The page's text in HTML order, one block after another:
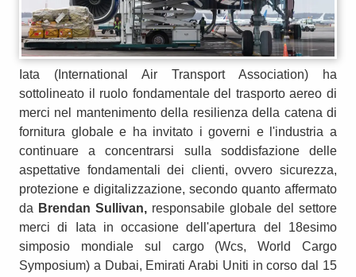
Iata (International Air Transport Association) ha
sottolineato il ruolo fondamentale del trasporto aereo di
merci nel mantenimento della resilienza della catena di
fornitura globale e ha invitato i governi e l'industria a
continuare a concentrarsi sulla soddisfazione delle
aspettative fondamentali dei clienti, ovvero sicurezza,
protezione e digitalizzazione, secondo quanto affermato
da Brendan Sullivan, responsabile globale del settore
merci di Iata in occasione dell'apertura del 18esimo
simposio mondiale sul cargo (Wcs, World Cargo
Symposium) a Dubai, Emirati Arabi Uniti in corso dal 15